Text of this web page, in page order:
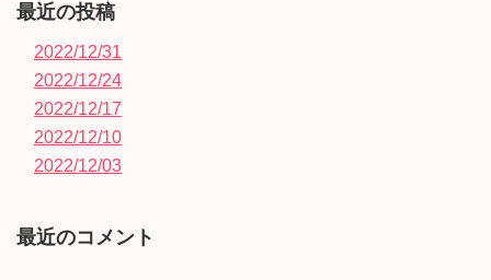
最近の投稿
2022/12/31
2022/12/24
2022/12/17
2022/12/10
2022/12/03
最近のコメント